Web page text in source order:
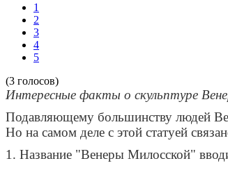
1
2
3
4
5
(3 голосов)
Интересные факты о скульптуре
Подавляющему большинству людей
Но на самом деле с этой статуей
1. Название "Венеры Милосской"